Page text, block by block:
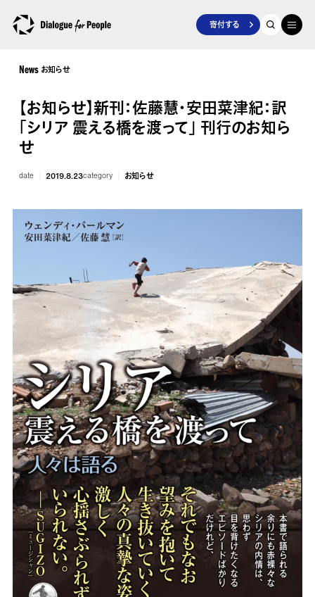
寄付する
News お知らせ
【お知らせ】新刊：佐藤慧・安田菜津紀：訳
「シリア 震える橋を渡って」 刊行のお知ら
せ
date 2019.8.23category お知らせ